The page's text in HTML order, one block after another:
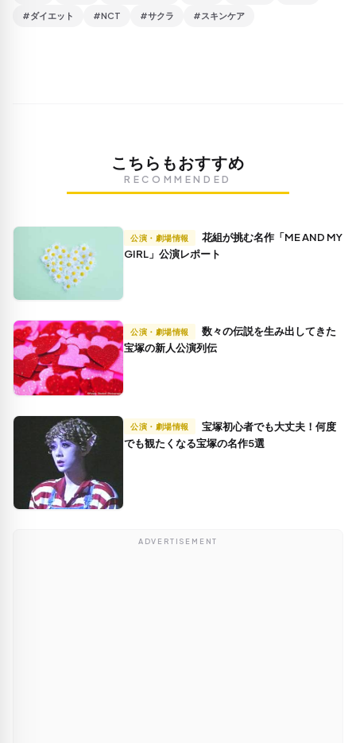
#ダイエット #NCT #サクラ #スキンケア
こちらもおすすめ
RECOMMENDED
公演・劇場情報
GIRL」公演レポート
公演・劇場情報
宝塚の新人公演列伝
公演・劇場情報
でも観たくなる宝塚の名作5選
ADVERTISEMENT